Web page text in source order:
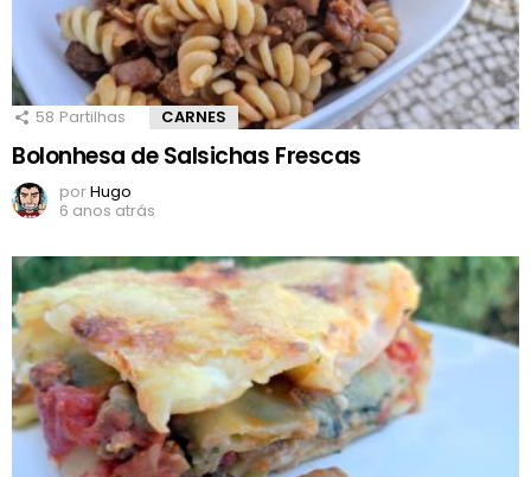
58 Partilhas CARNES
Bolonhesa de Salsichas Frescas
porHugo
6 anos atrás